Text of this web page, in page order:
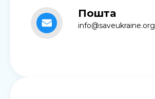
Пошта
info@saveukraine.org